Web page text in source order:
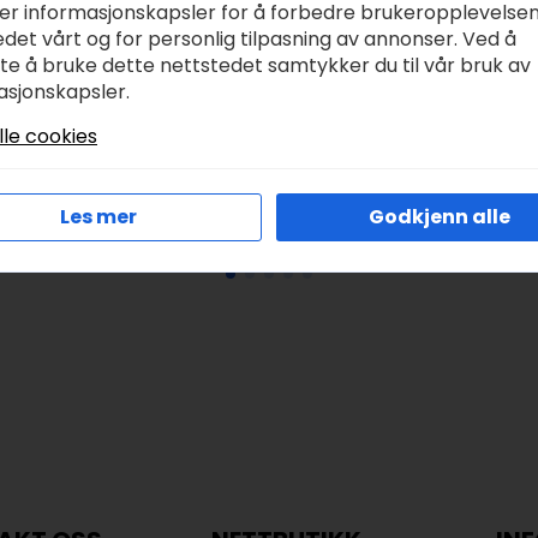
serviett lunch –
Wisteria
79,00
Legg I Handlekurv
Dekkebrikke Riga
bomull brun 33x48cm
var:
kr 75,00.
er:
kr 36,00.
Legg I Handlekurv
informasjonskapsler for å forbedre
vårt og for personlig tilpasning av annonser. Ved å
å bruke dette nettstedet samtykker du til vår bruk av
cookies
Les mer Godkjenn alle